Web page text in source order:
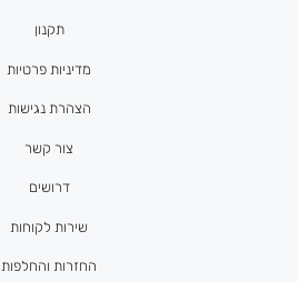
תקנון
מדיניות פרטיות
הצהרת נגישות
צור קשר
דרושים
שירות לקוחות
החזרות והחלפות